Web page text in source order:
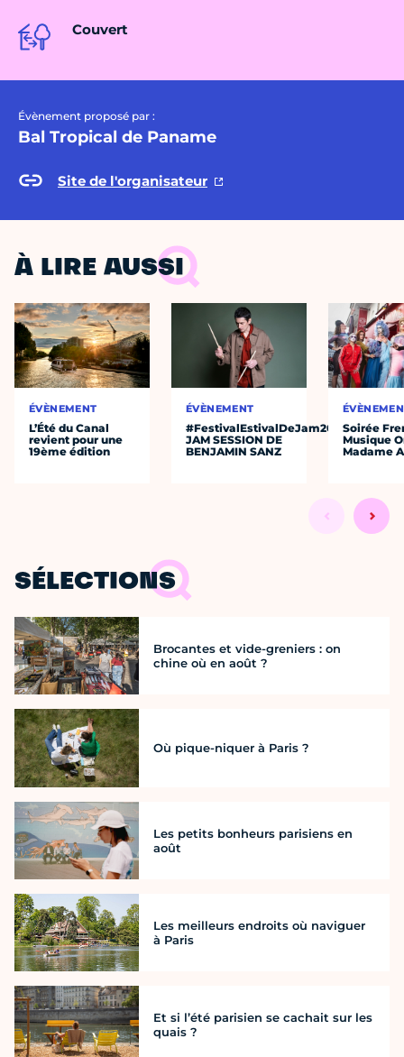
Couvert
Évènement proposé par :
Bal Tropical de Paname
Site de l'organisateur
À LIRE AUSSI
ÉVÈNEMENT
L’Été du Canal
revient pour une
19ème édition
ÉVÈNEMENT
#FestivalEstivalDeJam2026
JAM SESSION DE
BENJAMIN SANZ
Soirée
Musique
Madame
SÉLECTIONS
Brocantes et vide-greniers : on
chine où en août ?
Où pique-niquer à Paris ?
Les petits bonheurs parisiens en
août
Les meilleurs endroits où naviguer
à Paris
Et si l’été parisien se cachait sur les
quais ?